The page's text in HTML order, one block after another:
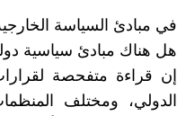
في مبادئ السياسة
هل هناك مبادئ سياسية
إن قراءة متفحصة
الدولي، ومختلف